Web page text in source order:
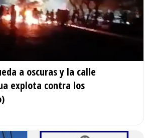
a oscuras y la calle
explota contra los